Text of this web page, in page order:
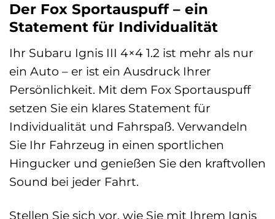
Der Fox Sportauspuff – ein
Statement für Individualität
Ihr Subaru Ignis III 4×4 1.2 ist mehr als nur
ein Auto – er ist ein Ausdruck Ihrer
Persönlichkeit. Mit dem Fox Sportauspuff
setzen Sie ein klares Statement für
Individualität und Fahrspaß. Verwandeln
Sie Ihr Fahrzeug in einen sportlichen
Hingucker und genießen Sie den kraftvollen
Sound bei jeder Fahrt.
Stellen Sie sich vor, wie Sie mit Ihrem Ignis